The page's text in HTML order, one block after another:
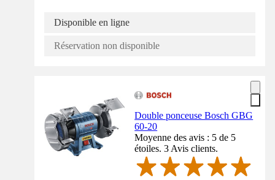
Disponible en ligne
Réservation non disponible
Double ponceuse Bosch GBG
60-20
Moyenne des avis : 5 de 5
étoiles. 3 Avis clients.